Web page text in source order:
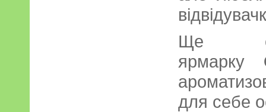
Ще
ярмарку
для себе